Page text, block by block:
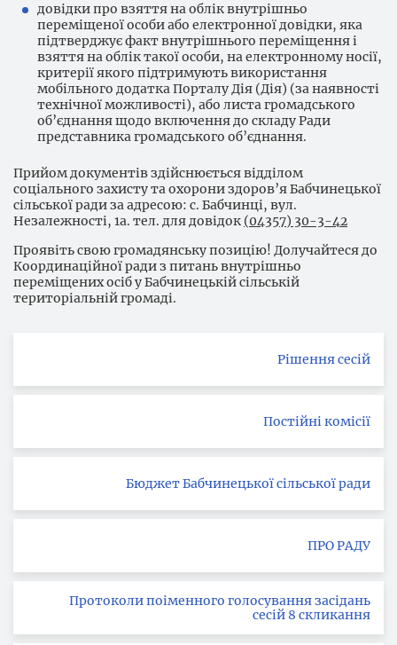
довідки про взяття на облік внутрішньо
переміщеної особи або електронної довідки, яка
підтверджує факт внутрішнього переміщення і
взяття на облік такої особи, на електронному носії,
критерії якого підтримують використання
мобільного додатка Порталу Дія (Дія) (за наявності
технічної можливості), або листа громадського
об’єднання щодо включення до складу Ради
представника громадського об’єднання.
Прийом документів здійснюється відділом
соціального захисту та охорони здоров’я Бабчинецької
сільської ради за адресою: с. Бабчинці, вул.
Незалежності, 1а. тел. для довідок (04357) 30-3-42
Проявіть свою громадянську позицію! Долучайтеся до
Координаційної ради з питань внутрішньо
переміщених осіб у Бабчинецькій сільській
територіальній громаді.
Рішення сесій
Постійні комісії
Бюджет Бабчинецької сільської ради
ПРО РАДУ
Протоколи поіменного голосування засідань
сесій 8 скликання